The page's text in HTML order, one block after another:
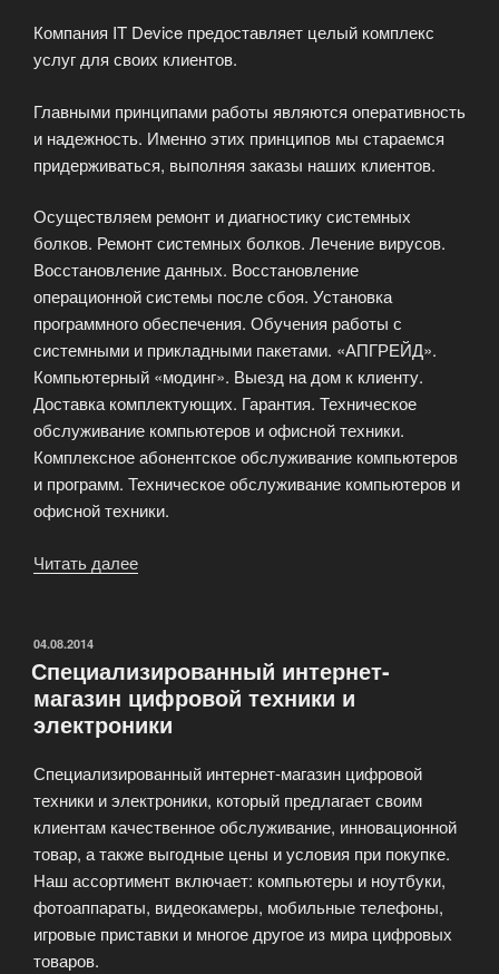
Компания IT Device предоставляет целый комплекс
услуг для своих клиентов.
Главными принципами работы являются оперативность
и надежность. Именно этих принципов мы стараемся
придерживаться, выполняя заказы наших клиентов.
Осуществляем ремонт и диагностику системных
болков. Ремонт системных болков. Лечение вирусов.
Восстановление данных. Восстановление
операционной системы после сбоя. Установка
программного обеспечения. Обучения работы с
системными и прикладными пакетами. «АПГРЕЙД».
Компьютерный «модинг». Выезд на дом к клиенту.
Доставка комплектующих. Гарантия. Техническое
обслуживание компьютеров и офисной техники.
Комплексное абонентское обслуживание компьютеров
и программ. Техническое обслуживание компьютеров и
офисной техники.
Читать далее
цифровой
техники»
ОПУБЛИКОВАНО
04.08.2014
Специализированный интернет-
магазин цифровой техники и
электроники
Специализированный интернет-магазин цифровой
техники и электроники, который предлагает своим
клиентам качественное обслуживание, инновационной
товар, а также выгодные цены и условия при покупке.
Наш ассортимент включает: компьютеры и ноутбуки,
фотоаппараты, видеокамеры, мобильные телефоны,
игровые приставки и многое другое из мира цифровых
товаров.